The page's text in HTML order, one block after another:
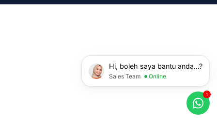
Hi, boleh saya bantu anda...?
Sales Team Online
1